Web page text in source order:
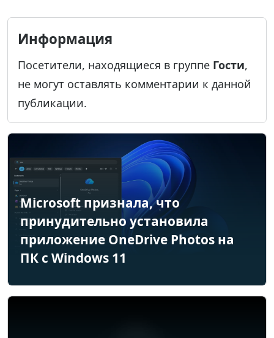
Информация
Посетители, находящиеся в группе Гости,
не могут оставлять комментарии к данной
публикации.
Microsoft признала, что
принудительно установила
приложение OneDrive Photos на
ПК с Windows 11